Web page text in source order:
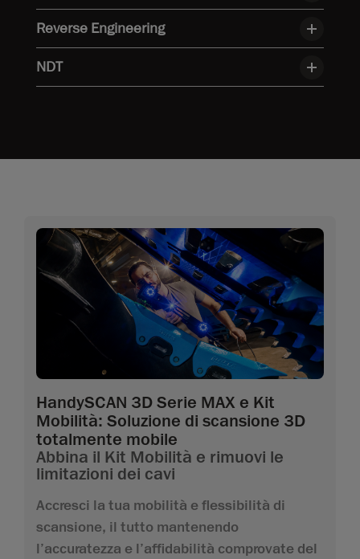
Reverse Engineering
NDT
HandySCAN 3D Serie MAX e Kit
Mobilità: Soluzione di scansione 3D
totalmente mobile
Abbina il Kit Mobilità e rimuovi le
limitazioni dei cavi
Accresci la tua mobilità e flessibilità di
scansione, il tutto mantenendo
l’accuratezza e l’affidabilità comprovate del